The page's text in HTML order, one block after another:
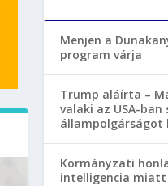
Menjen a
program várja
Trump aláírta –
valaki az USA-ban
állampolgárságot
Kormányzati
intelligencia miatt